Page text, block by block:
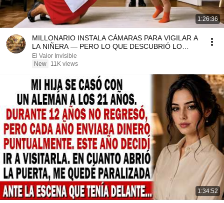
1:26:36
MILLONARIO INSTALA CÁMARAS PARA VIGILAR A
LA NIÑERA — PERO LO QUE DESCUBRIÓ LO
DEJÓ SIN PALABRAS
El Valor Invisible
New
11K views
1:34:52